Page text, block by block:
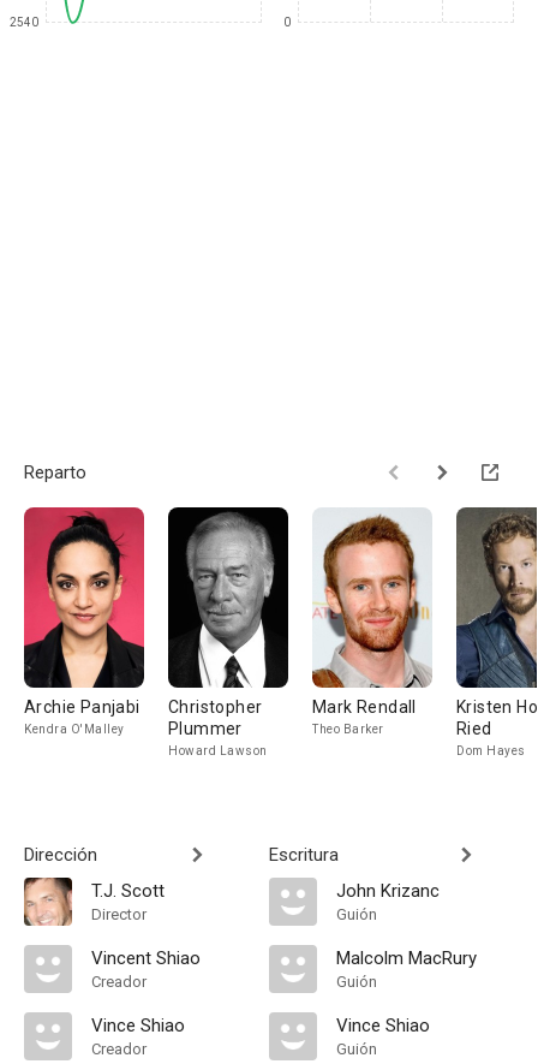
2540 0
Reparto
Archie Panjabi
Kendra O'Malley
Christopher
Plummer
Howard Lawson
Mark Rendall
Theo Barker
Kristen
Ried
Dom Hayes
Dirección
T.J. Scott
Director
Vincent Shiao
Creador
Vince Shiao
Creador
Escritura
John Krizanc
Guión
Malcolm MacRury
Guión
Vince Shiao
Guión